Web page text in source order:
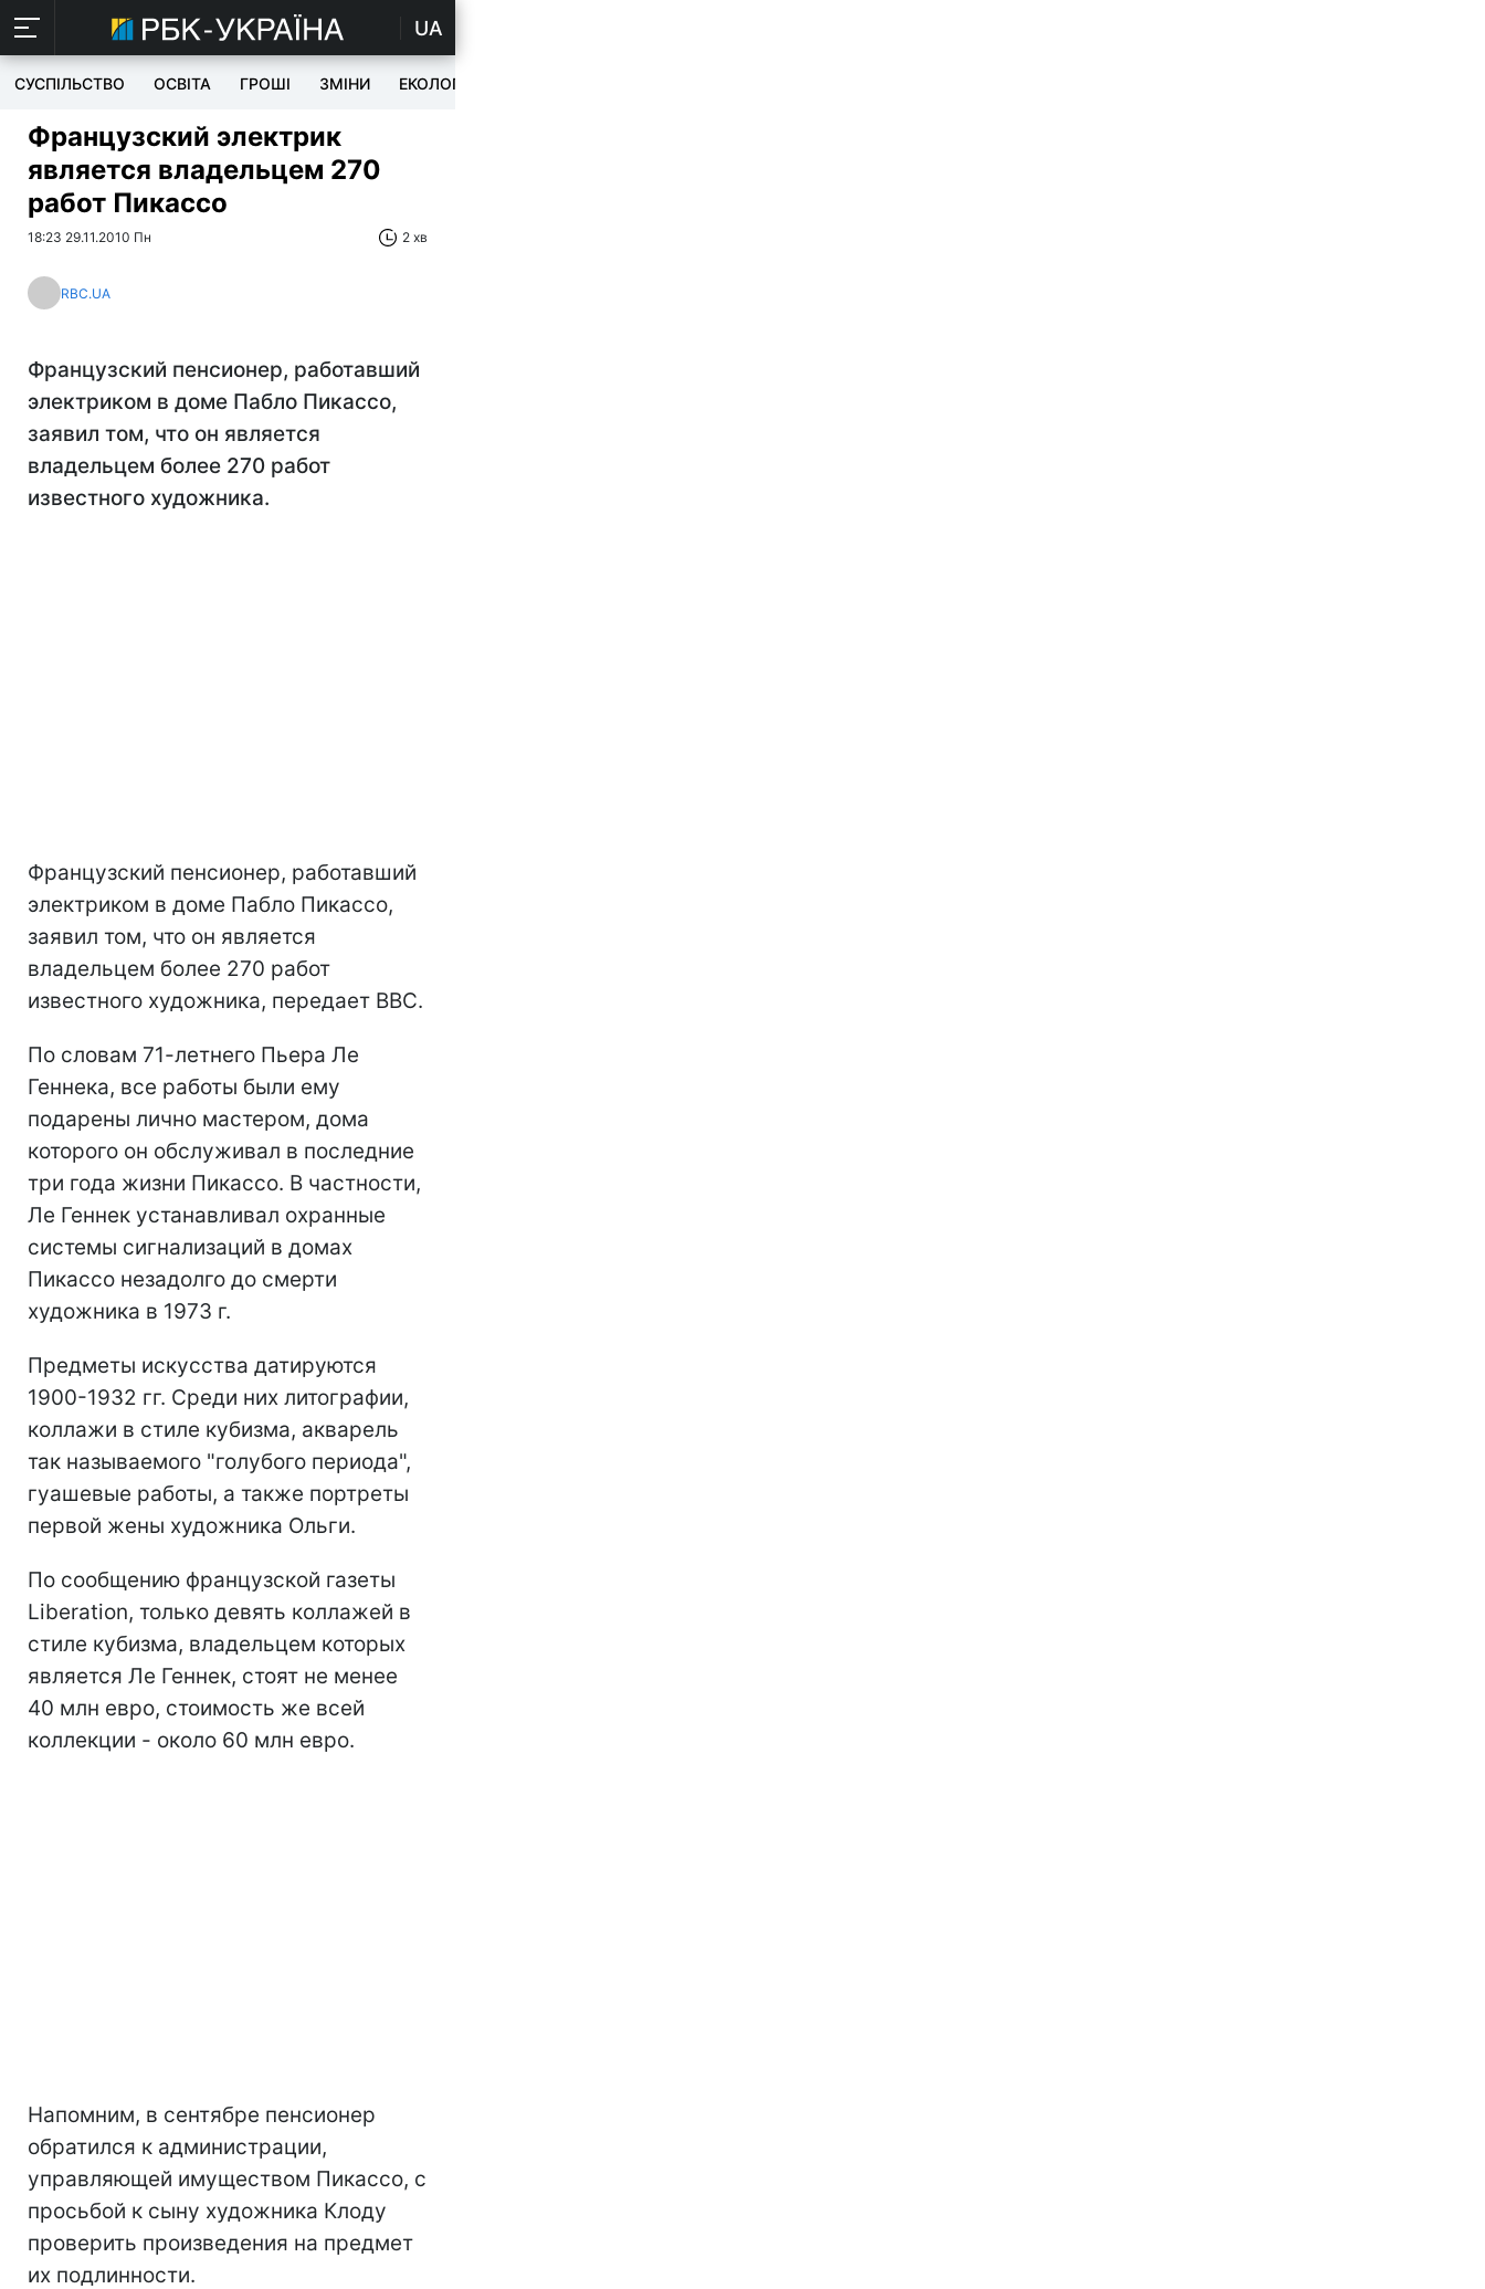
UA
СУСПІЛЬСТВО ОСВІТА ГРОШІ ЗМІНИ ЕКОЛОГІЯ
Французский электрик
является владельцем 270
работ Пикассо
18:23 29.11.2010 Пн 2 хв
RBC.UA
Французский пенсионер, работавший
электриком в доме Пабло Пикассо,
заявил том, что он является
владельцем более 270 работ
известного художника.
Французский пенсионер, работавший
электриком в доме Пабло Пикассо,
заявил том, что он является
владельцем более 270 работ
известного художника, передает ВВС.
По словам 71-летнего Пьера Ле
Геннека, все работы были ему
подарены лично мастером, дома
которого он обслуживал в последние
три года жизни Пикассо. В частности,
Ле Геннек устанавливал охранные
системы сигнализаций в домах
Пикассо незадолго до смерти
художника в 1973 г.
Предметы искусства датируются
1900-1932 гг. Среди них литографии,
коллажи в стиле кубизма, акварель
так называемого "голубого периода",
гуашевые работы, а также портреты
первой жены художника Ольги.
По сообщению французской газеты
Liberation, только девять коллажей в
стиле кубизма, владельцем которых
является Ле Геннек, стоят не менее
40 млн евро, стоимость же всей
коллекции - около 60 млн евро.
Напомним, в сентябре пенсионер
обратился к администрации,
управляющей имуществом Пикассо, с
просьбой к сыну художника Клоду
проверить произведения на предмет
их подлинности.